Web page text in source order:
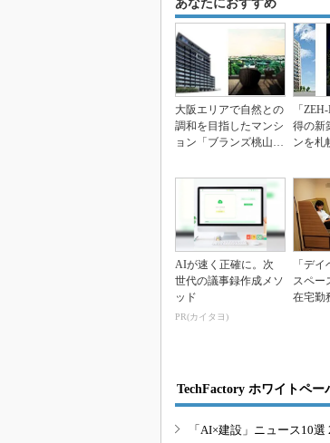
あなたにおすすめ
大阪エリアで自然との
調和を目指したマンシ
ョン「ブランズ桃山
「
得の新
ンを札
AIが速く正確に。次
世代の議事録作成メソ
ッド
PR(カイタヨ)
「デ
スペー
在宅勤
TechFactory ホワイトペー
「AI×建設」ニュース10選